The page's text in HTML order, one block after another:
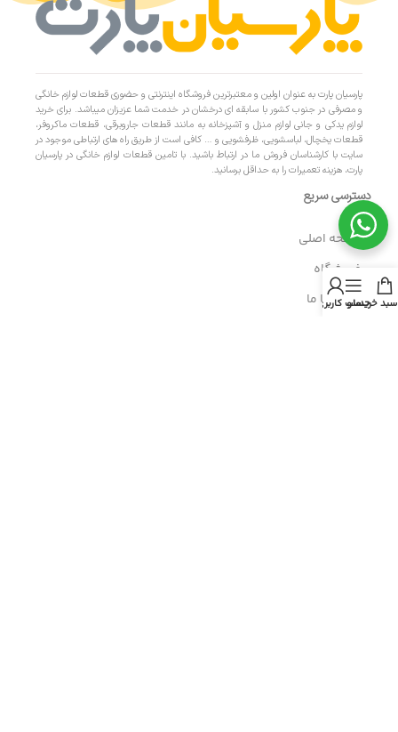
پارسیان پارت به عنوان اولین و معتبرترین فروشگاه اینترنتی و حضوری قطعات لوازم خانگی
و مصرفی در جنوب کشور با سابقه ای درخشان در خدمت شما عزیزان میباشد. برای خرید
لوازم یدکی و جانی لوازم منزل و آشپزخانه به مانند قطعات جاروبرقی، قطعات ماکروفر،
قطعات یخچال، لباسشویی، ظرفشویی و … کافی است از طریق راه های ارتباطی موجود در
سایت با کارشناسان فروش ما در ارتباط باشید. با تامین قطعات لوازم خانگی در پارسیان
پارت، هزینه تعمیرات را به حداقل برسانید.
دسترسی سریع
- صفحه اصلی
- فروشگاه
- تماس با ماسبد خریدمنو
حساب کاربری من